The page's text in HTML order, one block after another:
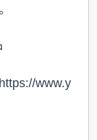
www.y